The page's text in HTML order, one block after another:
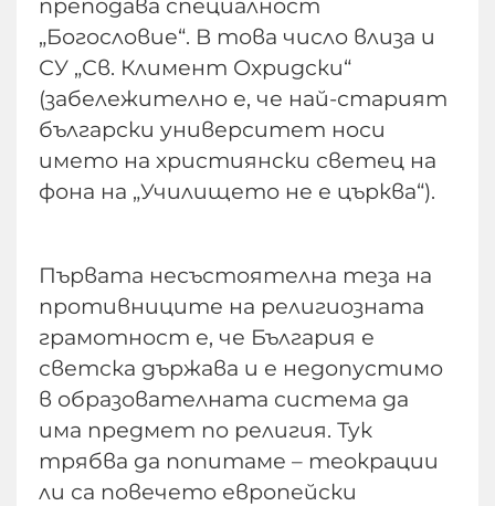
„Богословие“. В това число влиза и
СУ „Св. Климент Охридски“
(забележително е, че най-старият
български университет носи
името на християнски светец на
фона на „Училището не е църква“).
Първата несъстоятелна теза на
противниците на религиозната
грамотност е, че България е
светска държава и е недопустимо
в образователната система да
има предмет по религия. Тук
трябва да попитаме – теокрации
ли са повечето европейски